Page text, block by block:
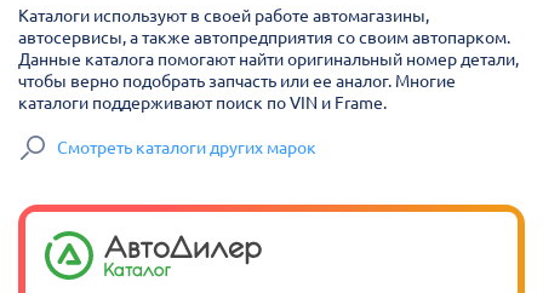
Каталоги используют в своей работе автомагазины,
автосервисы, а также автопредприятия со своим автопарком.
Данные каталога помогают найти оригинальный номер детали,
чтобы верно подобрать запчасть или ее аналог. Многие
каталоги поддерживают поиск по VIN и Frame.
Смотреть каталоги других марок